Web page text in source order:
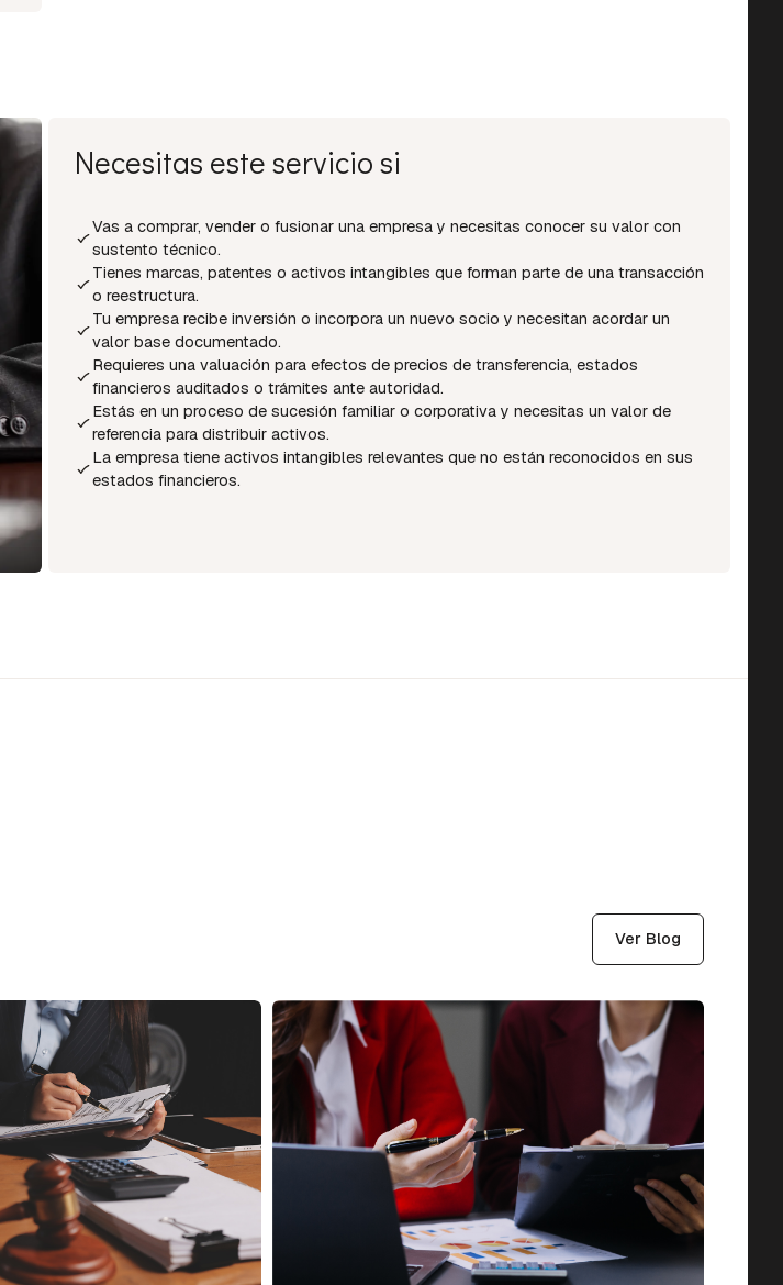
Necesitas este servicio si
Vas a comprar, vender o fusionar una empresa y necesitas conocer su valor con
sustento técnico.
Tienes marcas, patentes o activos intangibles que forman parte de una transacción
o reestructura.
Tu empresa recibe inversión o incorpora un nuevo socio y necesitan acordar un
valor base documentado.
Requieres una valuación para efectos de precios de transferencia, estados
financieros auditados o trámites ante autoridad.
Estás en un proceso de sucesión familiar o corporativa y necesitas un valor de
referencia para distribuir activos.
La empresa tiene activos intangibles relevantes que no están reconocidos en sus
estados financieros.
Ver Blog